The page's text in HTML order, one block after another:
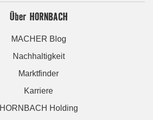
Über HORNBACH
MACHER Blog
Nachhaltigkeit
Marktfinder
Karriere
HORNBACH Holding